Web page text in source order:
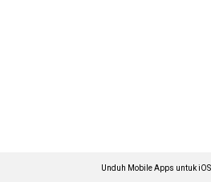
Unduh Mobile Apps untuk